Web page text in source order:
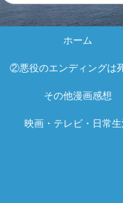
ホーム
②悪役のエンディングは
その他漫画感想
映画・テレビ・日常